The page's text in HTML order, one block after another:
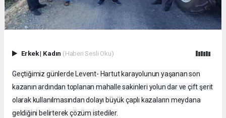
Erkek| Kadın (Haberi Sesli Oku)
Geçtiğimiz günlerde Levent- Hartut karayolunun yaşanan son
kazanın ardından toplanan mahalle sakinleri yolun dar ve çift şerit
olarak kullanılmasından dolayı büyük çaplı kazaların meydana
geldiğini belirterek çözüm istediler.